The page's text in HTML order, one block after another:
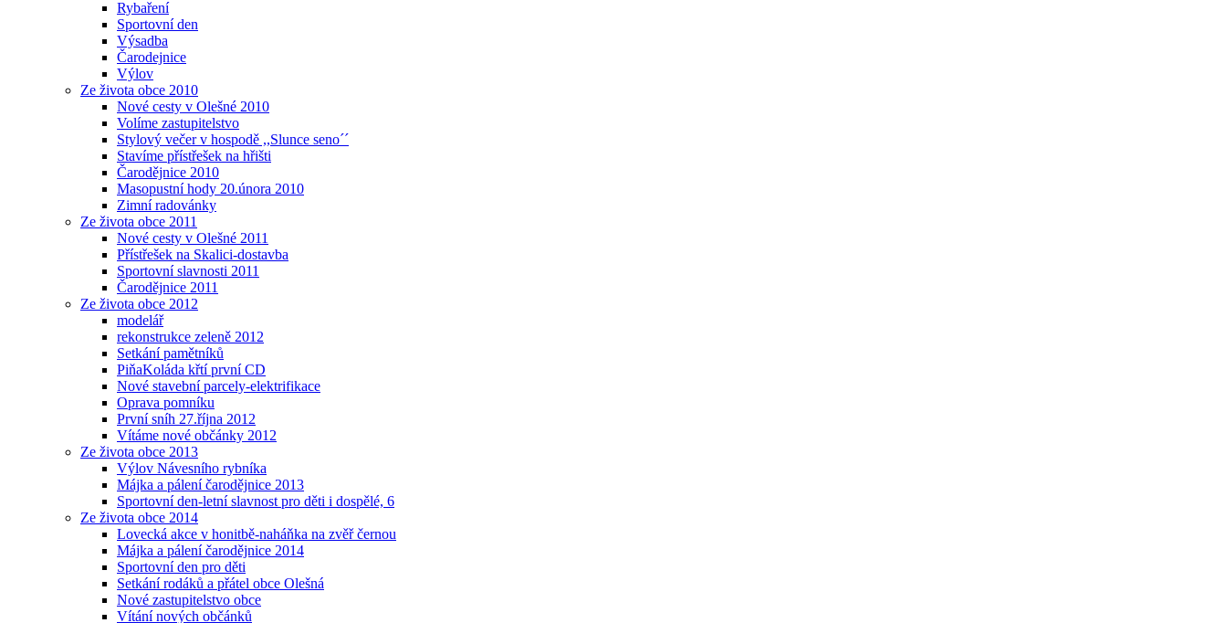
Rybaření
Sportovní den
Výsadba
Čarodejnice
Výlov
Ze života obce 2010
Nové cesty v Olešné 2010
Volíme zastupitelstvo
Stylový večer v hospodě ,,Slunce seno´´
Stavíme přístřešek na hřišti
Čarodějnice 2010
Masopustní hody 20.února 2010
Zimní radovánky
Ze života obce 2011
Nové cesty v Olešné 2011
Přístřešek na Skalici-dostavba
Sportovní slavnosti 2011
Čarodějnice 2011
Ze života obce 2012
modelář
rekonstrukce zeleně 2012
Setkání pamětníků
PiňaKoláda křtí první CD
Nové stavební parcely-elektrifikace
Oprava pomníku
První sníh 27.října 2012
Vítáme nové občánky 2012
Ze života obce 2013
Výlov Návesního rybníka
Májka a pálení čarodějnice 2013
Sportovní den-letní slavnost pro děti i dospělé, 6
Ze života obce 2014
Lovecká akce v honitbě-naháňka na zvěř černou
Májka a pálení čarodějnice 2014
Sportovní den pro děti
Setkání rodáků a přátel obce Olešná
Nové zastupitelstvo obce
Vítání nových občánků